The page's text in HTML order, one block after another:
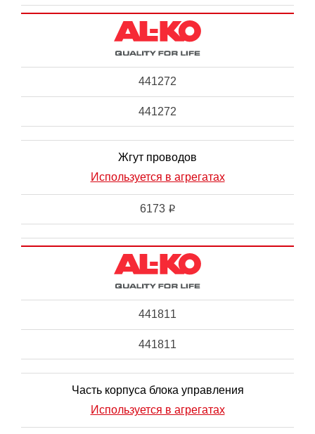
441272
441272
Жгут проводов
Используется в агрегатах
6173 i
441811
441811
Часть корпуса блока управления
Используется в агрегатах